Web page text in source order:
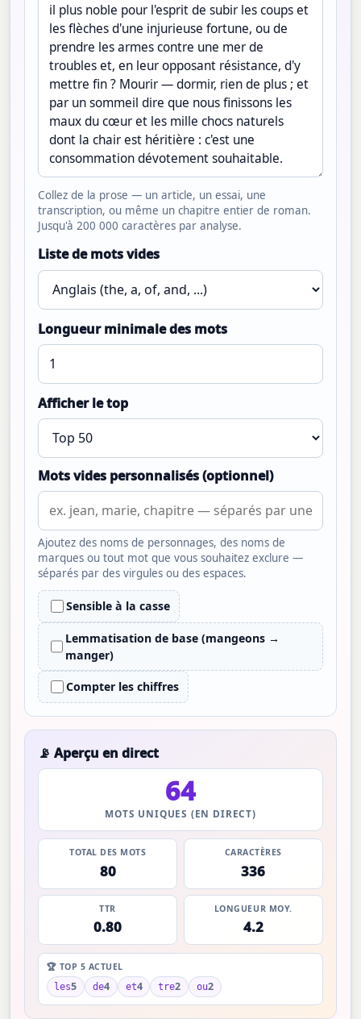
Collez de la prose — un article, un essai, une
transcription, ou même un chapitre entier de roman.
Jusqu'à 200 000 caractères par analyse.
Liste de mots vides
Longueur minimale des mots
Afficher le top
Mots vides personnalisés (optionnel)
Ajoutez des noms de personnages, des noms de
marques ou tout mot que vous souhaitez exclure —
séparés par des virgules ou des espaces.
Sensible à la casse
Lemmatisation de base (mangeons →
manger)
Compter les chiffres
📡 Aperçu en direct
64
MOTS UNIQUES (EN DIRECT)
TOTAL DES MOTS
80
CARACTÈRES
336
TTR
0.80
LONGUEUR MOY.
4.2
🏆 TOP 5 ACTUEL
les5 de4 et4 tre2 ou2